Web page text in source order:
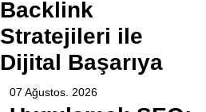
Backlink
Stratejileri ile
Dijital Başarıya
07 Ağustos. 2026